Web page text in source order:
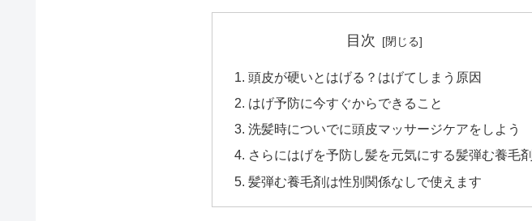
目次
頭皮が硬いとはげる？はげてしまう原因
はげ予防に今すぐからできること
洗髪時についでに頭皮マッサージケアをしよう
さらにはげを予防し髪を元気にする髪弾む養毛剤
髪弾む養毛剤は性別関係なしで使えます